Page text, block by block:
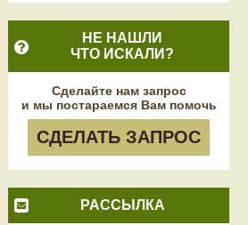
НЕ НАШЛИ
ЧТО ИСКАЛИ?
Сделайте нам запрос
и мы постараемся Вам помочь
СДЕЛАТЬ ЗАПРОС
РАССЫЛКА